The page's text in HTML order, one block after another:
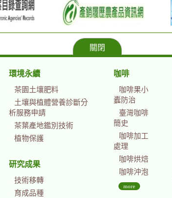
關閉
環境永續
茶園土壤肥料
土壤與植體營養診斷分
析服務申請
茶葉產地鑑別技術
植物保護
研究成果
技術移轉
育成品種
咖啡
咖啡果小
蠹防治
臺灣咖啡
簡史
咖啡加工
處理
咖啡烘焙
咖啡沖泡
more